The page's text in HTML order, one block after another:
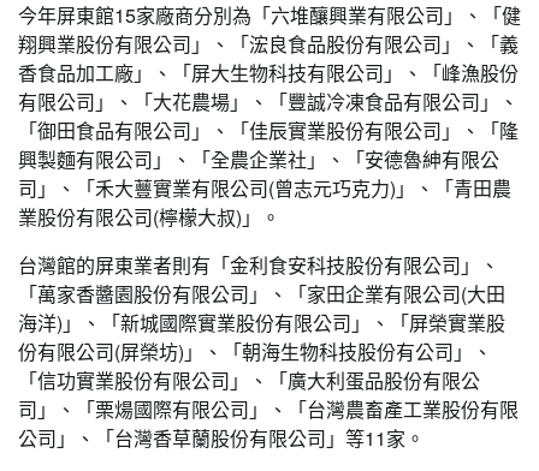
今年屏東館15家廠商分別為「六堆釀興業有限公司」、「健
翔興業股份有限公司」、「浤良食品股份有限公司」、「義
香食品加工廠」、「屏大生物科技有限公司」、「峰漁股份
有限公司」、「大花農場」、「豐誠冷凍食品有限公司」、
「御田食品有限公司」、「佳辰實業股份有限公司」、「隆
興製麵有限公司」、「全農企業社」、「安德魯紳有限公
司」、「禾大蘴實業有限公司(曾志元巧克力)」、「青田農
業股份有限公司(檸檬大叔)」。
台灣館的屏東業者則有「金利食安科技股份有限公司」、
「萬家香醬園股份有限公司」、「家田企業有限公司(大田
海洋)」、「新城國際實業股份有限公司」、「屏榮實業股
份有限公司(屏榮坊)」、「朝海生物科技股份有公司」、
「信功實業股份有限公司」、「廣大利蛋品股份有限公
司」、「栗煬國際有限公司」、「台灣農畜產工業股份有限
公司」、「台灣香草蘭股份有限公司」等11家。